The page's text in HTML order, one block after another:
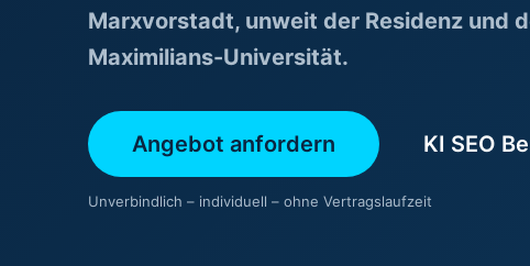
Marxvorstadt, unweit der Residenz und
Maximilians-Universität.
Angebot anfordern KI SEO
Unverbindlich – individuell – ohne Vertragslaufzeit